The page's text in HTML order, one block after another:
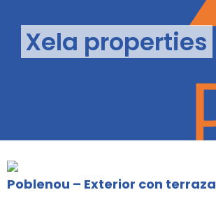
Xela properties
Poblenou – Exterior con terraza